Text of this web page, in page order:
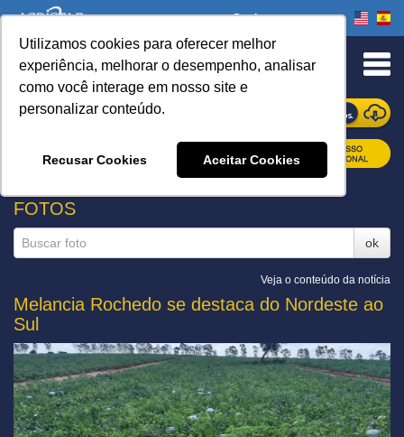
Utilizamos cookies para oferecer melhor
experiência, melhorar o desempenho, analisar
como você interage em nosso site e
personalizar conteúdo.
Recusar Cookies Aceitar Cookies
Onde comprar
ONDE COMPRAR
FOTOS
ok
Melancia Rochedo se destaca do Nordeste ao
Sul
Veja o conteúdo da notícia